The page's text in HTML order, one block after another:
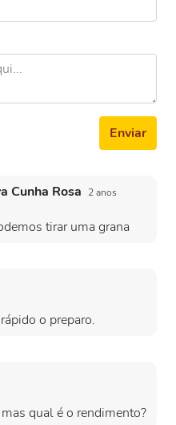
Enviar
Cunha Rosa 2 anos
tirar uma grana
o preparo.
qual é o rendimento?